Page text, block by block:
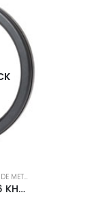
ACCESSOIRES DE DETECTEURS DE METAUX
DISQUE DOUBLE D 4,6 KHZ 22.5cm (avec protège-disque)